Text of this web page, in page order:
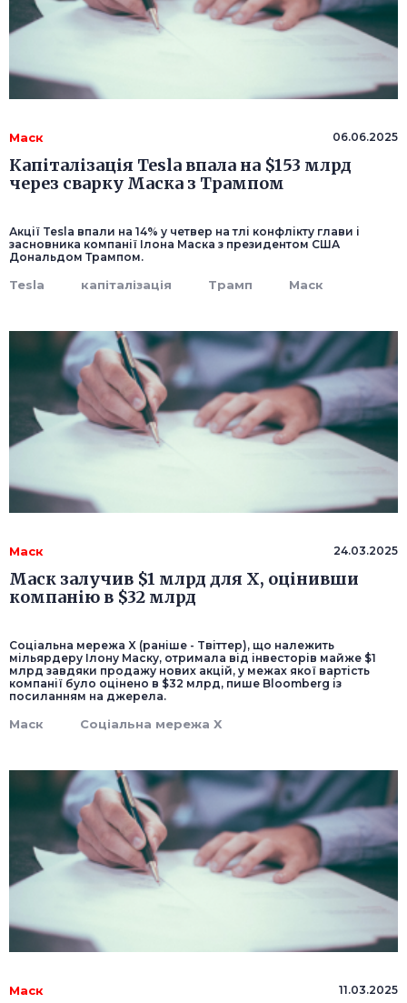
Маск 06.06.2025
Капіталізація Tesla впала на $153 млрд
через сварку Маска з Трампом
Акції Tesla впали на 14% у четвер на тлі конфлікту глави і
засновника компанії Ілона Маска з президентом США
Дональдом Трампом.
Tesla капіталізація Трамп Маск
Маск 24.03.2025
Маск залучив $1 млрд для X, оцінивши
компанію в $32 млрд
Соціальна мережа X (раніше - Tвіттер), що належить
мільярдеру Ілону Маску, отримала від інвесторів майже $1
млрд завдяки продажу нових акцій, у межах якої вартість
компанії було оцінено в $32 млрд, пише Bloomberg із
посиланням на джерела.
Маск Соціальна мережа X
Маск 11.03.2025